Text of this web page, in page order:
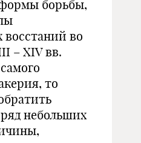
борьбы,
восстаний во
– XIV вв.
то
небольших